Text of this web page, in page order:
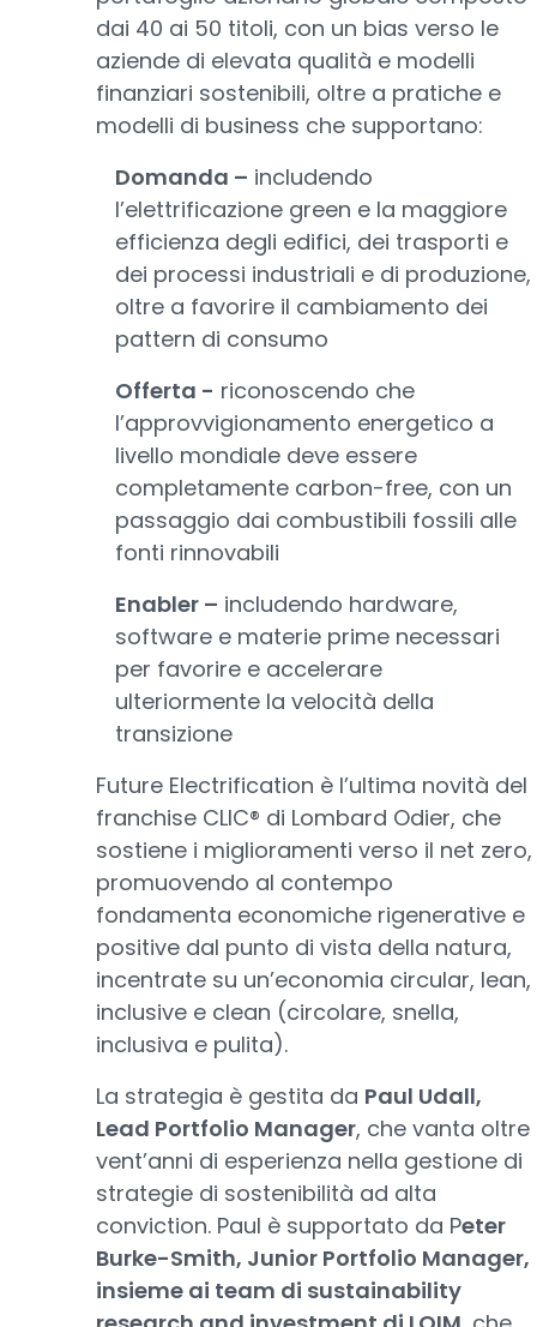
dai 40 ai 50 titoli, con un bias verso le
aziende di elevata qualità e modelli
finanziari sostenibili, oltre a pratiche e
modelli di business che supportano:
Domanda – includendo
l’elettrificazione green e la maggiore
efficienza degli edifici, dei trasporti e
dei processi industriali e di produzione,
oltre a favorire il cambiamento dei
pattern di consumo
Offerta - riconoscendo che
l’approvvigionamento energetico a
livello mondiale deve essere
completamente carbon-free, con un
passaggio dai combustibili fossili alle
fonti rinnovabili
Enabler – includendo hardware,
software e materie prime necessari
per favorire e accelerare
ulteriormente la velocità della
transizione
Future Electrification è l’ultima novità del
franchise CLIC® di Lombard Odier, che
sostiene i miglioramenti verso il net zero,
promuovendo al contempo
fondamenta economiche rigenerative e
positive dal punto di vista della natura,
incentrate su un’economia circular, lean,
inclusive e clean (circolare, snella,
inclusiva e pulita).
La strategia è gestita da Paul Udall,
Lead Portfolio Manager, che vanta oltre
vent’anni di esperienza nella gestione di
strategie di sostenibilità ad alta
conviction. Paul è supportato da Peter
Burke-Smith, Junior Portfolio Manager,
insieme ai team di sustainability